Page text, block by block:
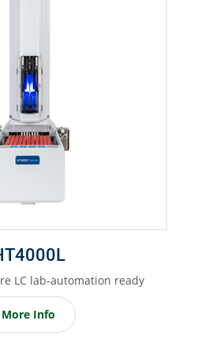
LC lab-automation ready
More Info